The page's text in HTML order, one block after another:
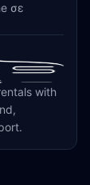
σε
with